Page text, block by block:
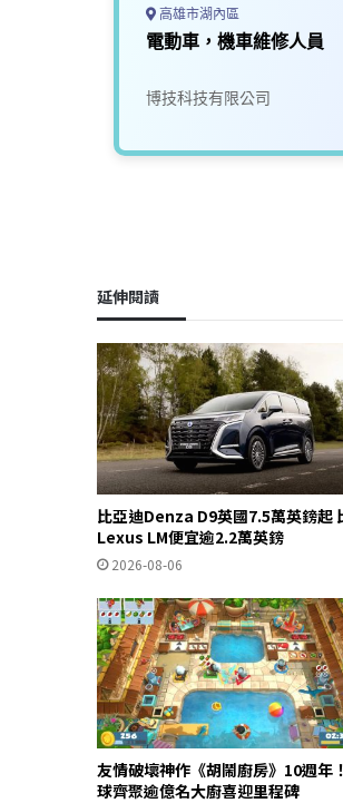
高雄市湖內區
電動車，機車維修人員
博技科技有限公司
延伸閱讀
比亞迪Denza D9英國7.5萬英鎊起
Lexus LM便宜逾2.2萬英鎊
2026-08-06
友情破壞神作《胡鬧廚房》10週年
球齊聚逾億名大廚喜迎里程碑